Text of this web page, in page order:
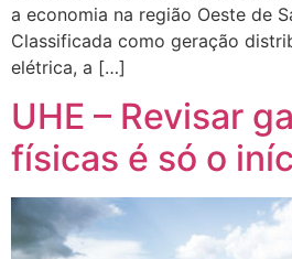
a economia na região Oeste de
Classificada como geração
elétrica, a […]
UHE – Revisar
físicas é só o